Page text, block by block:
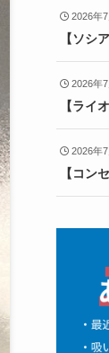
2026年
【ソシ
2026年
【ライ
2026年
【コン